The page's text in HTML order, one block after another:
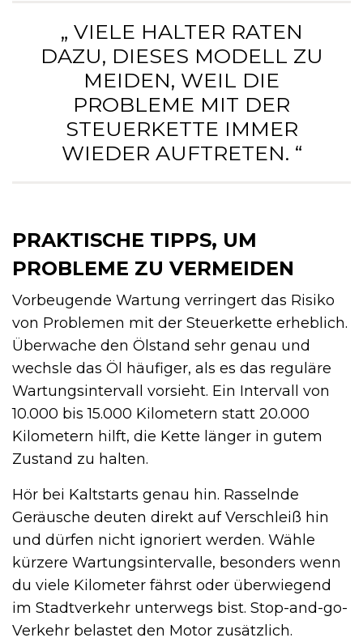
„ VIELE HALTER RATEN
DAZU, DIESES MODELL ZU
MEIDEN, WEIL DIE
PROBLEME MIT DER
STEUERKETTE IMMER
WIEDER AUFTRETEN. “
PRAKTISCHE TIPPS, UM
PROBLEME ZU VERMEIDEN
Vorbeugende Wartung verringert das Risiko
von Problemen mit der Steuerkette erheblich.
Überwache den Ölstand sehr genau und
wechsle das Öl häufiger, als es das reguläre
Wartungsintervall vorsieht. Ein Intervall von
10.000 bis 15.000 Kilometern statt 20.000
Kilometern hilft, die Kette länger in gutem
Zustand zu halten.
Hör bei Kaltstarts genau hin. Rasselnde
Geräusche deuten direkt auf Verschleiß hin
und dürfen nicht ignoriert werden. Wähle
kürzere Wartungsintervalle, besonders wenn
du viele Kilometer fährst oder überwiegend
im Stadtverkehr unterwegs bist. Stop-and-go-
Verkehr belastet den Motor zusätzlich.